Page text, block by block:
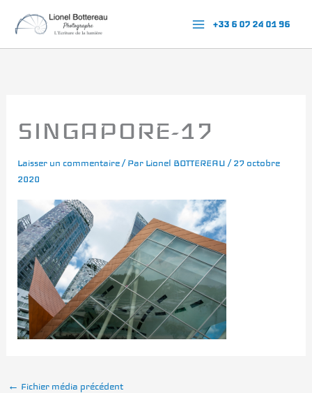
+33 6 07 24 01 96
SINGAPORE-17
Laisser un commentaire / Par Lionel BOTTEREAU/27 octobre
2020
← Fichier média précédent